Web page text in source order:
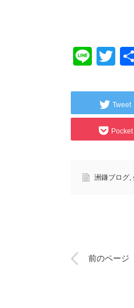
Line
Tweet
Pocket
洲鎌ブログ
前のページ